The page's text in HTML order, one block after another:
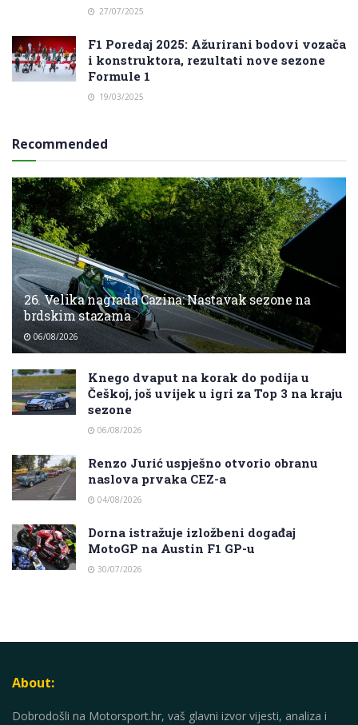
27/07/2025
F1 Poredaj 2025: Ažurirani bodovi vozača
i konstruktora, rezultati nove sezone
Formule 1
19/03/2025
Recommended
26. Velika nagrada Cazina: Nastavak sezone na
brdskim stazama
06/08/2026
Knego dvaput na korak do podija u
Češkoj, još uvijek u igri za Top 3 na kraju
sezone
06/08/2026
Renzo Jurić uspješno otvorio obranu
naslova prvaka CEZ-a
04/08/2026
Dorna istražuje izložbeni događaj
MotoGP na Austin F1 GP-u
30/07/2026
About:
Dobrodošli na Motorsport.hr, vaš glavni izvor vijesti, analiza i